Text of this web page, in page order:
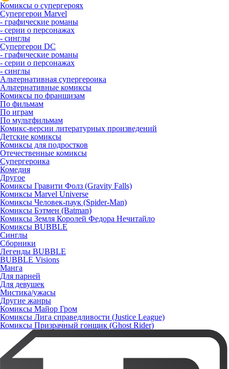
Комиксы о супергероях
Супергерои Marvel
- графические романы
- серии о персонажах
- синглы
Супергерои DC
- графические романы
- серии о персонажах
- синглы
Альтернативная супергероика
Альтернативные комиксы
Комиксы по франшизам
По фильмам
По играм
По мультфильмам
Комикс-версии литературных произведений
Детские комиксы
Комиксы для подростков
Отечественные комиксы
Супергероика
Комедия
Другое
Комиксы Гравити Фолз (Gravity Falls)
Комиксы Marvel Universe
Комиксы Человек-паук (Spider-Man)
Комиксы Бэтмен (Batman)
Комиксы Земля Королей Федора Нечитайло
Комиксы BUBBLE
Синглы
Сборники
Легенды BUBBLE
BUBBLE Visions
Манга
Для парней
Для девушек
Мистика/ужасы
Другие жанры
Комиксы Майор Гром
Комиксы Лига справедливости (Justice League)
Комиксы Призрачный гонщик (Ghost Rider)